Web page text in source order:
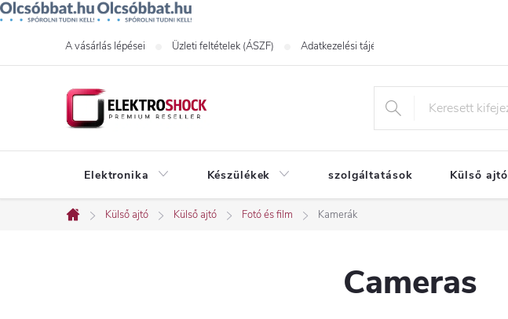
A vásárlás lépései Üzleti feltételek (ÁSZF) Adatkezelési tájékoztató
Elektronika Készülékek szolgáltatások Külső ajtó
Kezdőlap
Külső ajtó Külső ajtó Fotó és film Kamerák
Cameras